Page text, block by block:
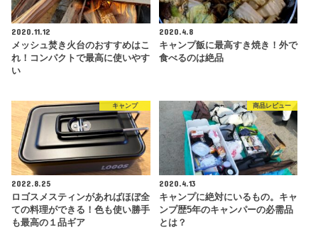
2020.11.12
メッシュ焚き火台のおすすめはこ
れ！コンパクトで最高に使いやす
い
2020.4.8
キャンプ飯に最高すき焼き！外で
食べるのは絶品
キャンプ
2022.8.25
ロゴスメスティンがあればほぼ全
ての料理ができる！色も使い勝手
も最高の１品ギア
商品レビュー
2020.4.13
キャンプに絶対にいるもの。キャ
ンプ歴5年のキャンパーの必需品
とは？